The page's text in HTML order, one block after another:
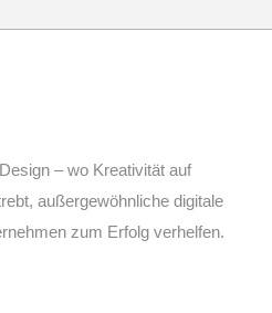
– wo Kreativität auf
außergewöhnliche digitale
zum Erfolg verhelfen.